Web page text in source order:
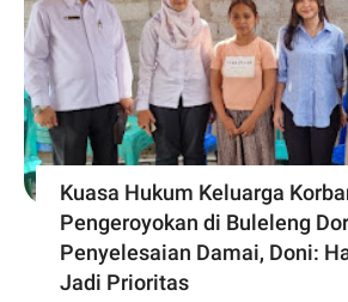
Kuasa Hukum Keluarga
Pengeroyokan di Buleleng
Penyelesaian Damai, Doni:
Jadi Prioritas